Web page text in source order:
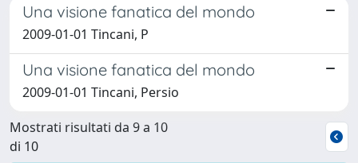
Una visione fanatica del mondo
2009-01-01 Tincani, P
Una visione fanatica del mondo
2009-01-01 Tincani, Persio
Mostrati risultati da 9 a 10
di 10